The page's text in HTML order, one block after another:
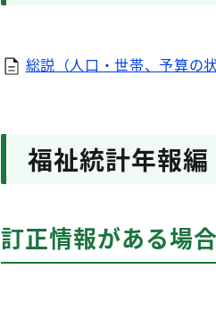
総説（人口・世帯、予算の
福祉統計年報編
訂正情報がある場